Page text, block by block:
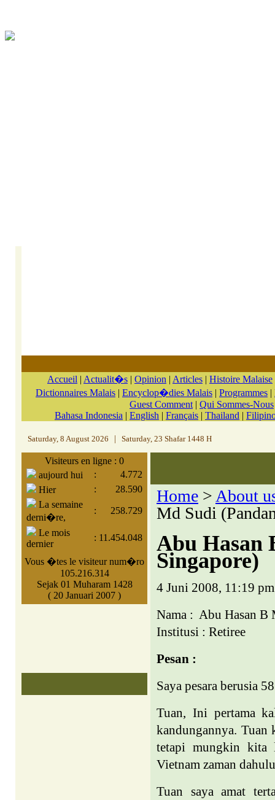
Accueil | Actualit�s | Opinion | Articles | Histoire Malaise
Dictionnaires Malais | Encyclop�dies Malais | Programmes |
Guest Comment | Qui Sommes-Nous
Bahasa Indonesia | English | Français | Thailand |
Saturday, 8 August 2026 Saturday, 23 Shafar 1448 H
Visiteurs en ligne : 0
aujourd hui
:
4.772
Hier
:
28.590
La semaine
derni�re,
: 258.729
Le mois
dernier
: 11.454.048
Vous �tes le visiteur num�ro
105.216.314
Sejak 01 Muharam 1428
( 20 Januari 2007 )
Home > About
Md Sudi
Abu Hasan
Singapore)
4 Juni 2008, 11:19 pm
Nama : Abu Hasan B
Institusi : Retiree
Pesan :
Saya pesara berusia
Tuan, Ini pertama
kandungannya. Tuan
tetapi mungkin kita
Vietnam zaman
Tuan saya amat